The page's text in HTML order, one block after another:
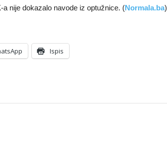
nije dokazalo navode iz optužnice. (Normala.ba)
Ispis